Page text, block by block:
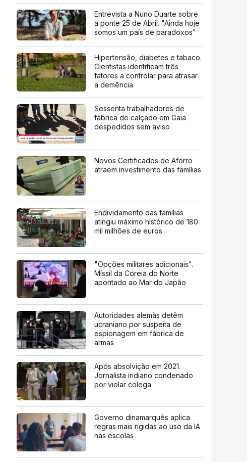
Entrevista a Nuno Duarte sobre
a ponte 25 de Abril. "Ainda hoje
somos um país de paradoxos"
Hipertensão, diabetes e tabaco.
Cientistas identificam três
fatores a controlar para atrasar
a demência
Sessenta trabalhadores de
fábrica de calçado em Gaia
despedidos sem aviso
Novos Certificados de Aforro
atraem investimento das famílias
Endividamento das famílias
atingiu máximo histórico de 180
mil milhões de euros
"Opções militares adicionais".
Míssil da Coreia do Norte
apontado ao Mar do Japão
Autoridades alemãs detêm
ucraniano por suspeita de
espionagem em fábrica de
armas
Após absolvição em 2021.
Jornalista indiano condenado
por violar colega
Governo dinamarquês aplica
regras mais rígidas ao uso da IA
nas escolas